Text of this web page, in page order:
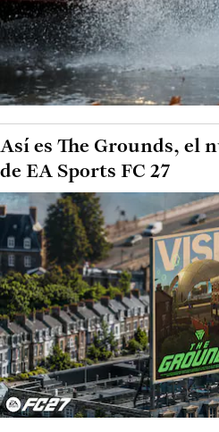
Así es The Grounds, el
de EA Sports FC 27